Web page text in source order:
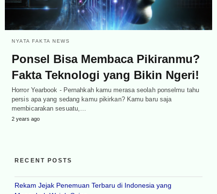
NYATA FAKTA NEWS
Ponsel Bisa Membaca Pikiranmu?
Fakta Teknologi yang Bikin Ngeri!
Horror Yearbook - Pernahkah kamu merasa seolah ponselmu tahu
persis apa yang sedang kamu pikirkan? Kamu baru saja
membicarakan sesuatu,…
2 years ago
RECENT POSTS
Rekam Jejak Penemuan Terbaru di Indonesia yang